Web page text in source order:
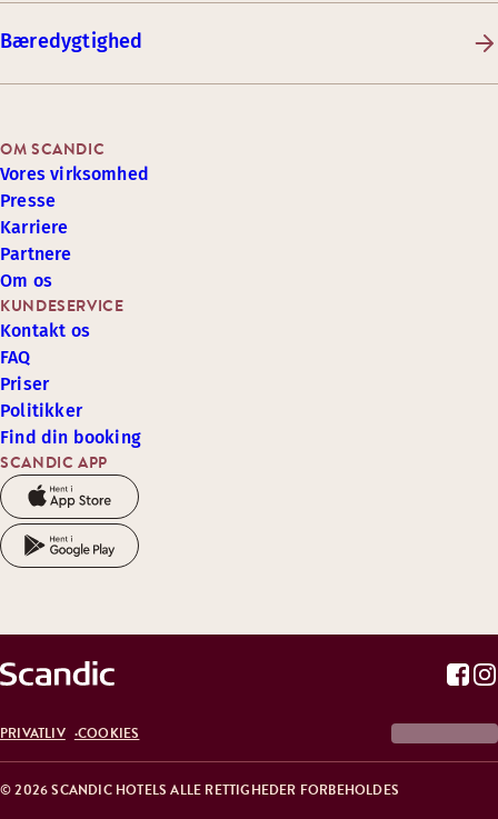
Bæredygtighed
SCANDIC APP
KUNDESERVICE
Kontakt os
FAQ
Priser
Politikker
Find din booking
OM SCANDIC
Vores virksomhed
Presse
Karriere
Partnere
Om os
© 2026 SCANDIC HOTELS ALLE RETTIGHEDER FORBEHOLDES
PRIVATLIV COOKIES